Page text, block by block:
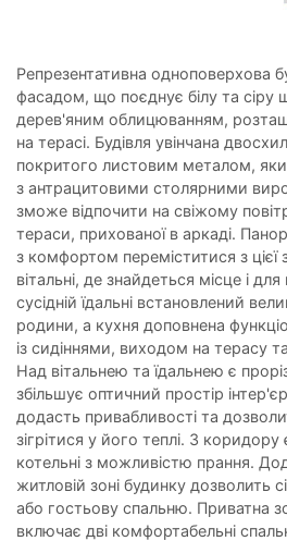
Репрезентативна одноповерхова
фасадом, що поєднує білу та сіру
дерев'яним облицюванням,
на терасі. Будівля увінчана
покритого листовим металом,
з антрацитовими столярними
зможе відпочити на свіжому
тераси, прихованої в аркаді.
з комфортом переміститися з цієї
вітальні, де знайдеться місце і
сусідній їдальні встановлений
родини, а кухня доповнена
із сидіннями, виходом на терасу
Над вітальнею та їдальнею є
збільшує оптичний простір
додасть привабливості та
зігрітися у його теплі. З коридору
котельні з можливістю прання.
житловій зоні будинку дозволить
або гостьову спальню. Приватна
включає дві комфортабельні